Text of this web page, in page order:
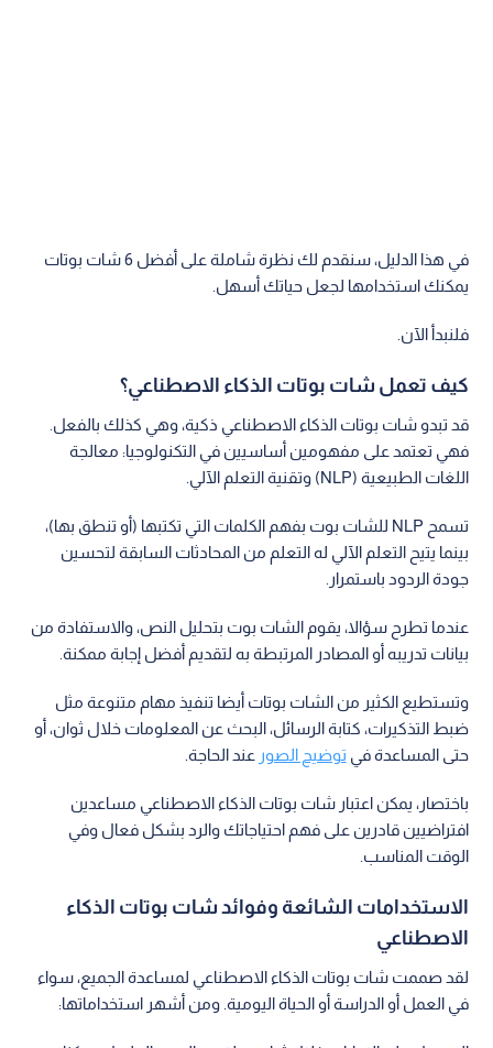
في هذا الدليل، سنقدم لك نظرة شاملة على أفضل 6 شات بوتات
يمكنك استخدامها لجعل حياتك أسهل.
فلنبدأ الآن.
كيف تعمل شات بوتات الذكاء الاصطناعي؟
قد تبدو شات بوتات الذكاء الاصطناعي ذكية، وهي كذلك بالفعل.
فهي تعتمد على مفهومين أساسيين في التكنولوجيا: معالجة
اللغات الطبيعية (NLP) وتقنية التعلم الآلي.
تسمح NLP للشات بوت بفهم الكلمات التي تكتبها (أو تنطق بها)،
بينما يتيح التعلم الآلي له التعلم من المحادثات السابقة لتحسين
جودة الردود باستمرار.
عندما تطرح سؤالا، يقوم الشات بوت بتحليل النص، والاستفادة من
بيانات تدريبه أو المصادر المرتبطة به لتقديم أفضل إجابة ممكنة.
وتستطيع الكثير من الشات بوتات أيضا تنفيذ مهام متنوعة مثل
ضبط التذكيرات، كتابة الرسائل، البحث عن المعلومات خلال ثوان، أو
حتى المساعدة في توضيح الصور عند الحاجة.
باختصار، يمكن اعتبار شات بوتات الذكاء الاصطناعي مساعدين
افتراضيين قادرين على فهم احتياجاتك والرد بشكل فعال وفي
الوقت المناسب.
الاستخدامات الشائعة وفوائد شات بوتات الذكاء
الاصطناعي
لقد صممت شات بوتات الذكاء الاصطناعي لمساعدة الجميع، سواء
في العمل أو الدراسة أو الحياة اليومية. ومن أشهر استخداماتها: